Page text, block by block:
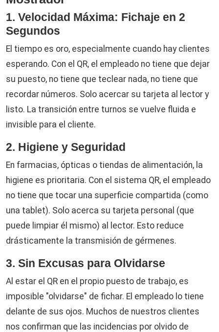
1. Velocidad Máxima: Fichaje en 2
Segundos
El tiempo es oro, especialmente cuando hay clientes
esperando. Con el QR, el empleado no tiene que dejar
su puesto, no tiene que teclear nada, no tiene que
recordar números. Solo acercar su tarjeta al lector y
listo. La transición entre turnos se vuelve fluida e
invisible para el cliente.
2. Higiene y Seguridad
En farmacias, ópticas o tiendas de alimentación, la
higiene es prioritaria. Con el sistema QR, el empleado
no tiene que tocar una superficie compartida (como
una tablet). Solo acerca su tarjeta personal (que
puede limpiar él mismo) al lector. Esto reduce
drásticamente la transmisión de gérmenes.
3. Sin Excusas para Olvidarse
Al estar el QR en el propio puesto de trabajo, es
imposible "olvidarse" de fichar. El empleado lo tiene
delante de sus ojos. Muchos de nuestros clientes
nos confirman que las incidencias por olvido de